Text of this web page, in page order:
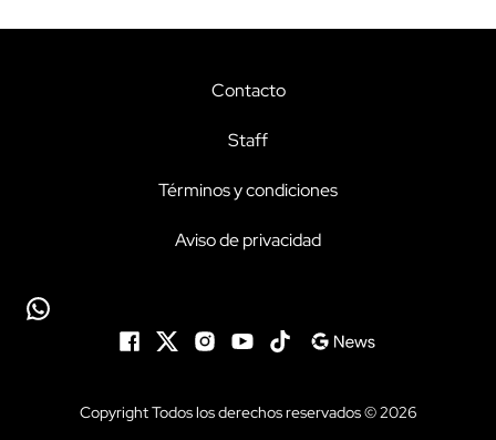
Contacto
Staff
Términos y condiciones
Aviso de privacidad
Copyright Todos los derechos reservados © 2026